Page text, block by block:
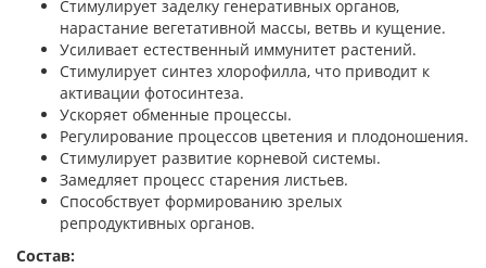
Стимулирует заделку генеративных органов,
нарастание вегетативной массы, ветвь и кущение.
Усиливает естественный иммунитет растений.
Стимулирует синтез хлорофилла, что приводит к
активации фотосинтеза.
Ускоряет обменные процессы.
Регулирование процессов цветения и плодоношения.
Стимулирует развитие корневой системы.
Замедляет процесс старения листьев.
Способствует формированию зрелых
репродуктивных органов.
Состав: